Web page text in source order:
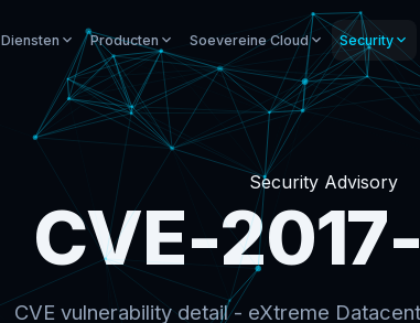
Diensten Producten Soevereine Cloud Security
Security Advisory
CVE-
CVE vulnerability detail - eXtreme